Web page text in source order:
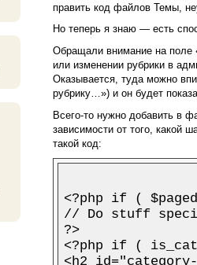
править код файлов Темы,
Но теперь я знаю — есть
Обращали внимание на поле
или изменении рубрики в
Оказывается, туда можно
рубрику…») и он будет
Всего-то нужно добавить в
зависимости от того, какой
такой код:
<?php if (
// Do stuff
?>
<?php if (
<h2 id="category-